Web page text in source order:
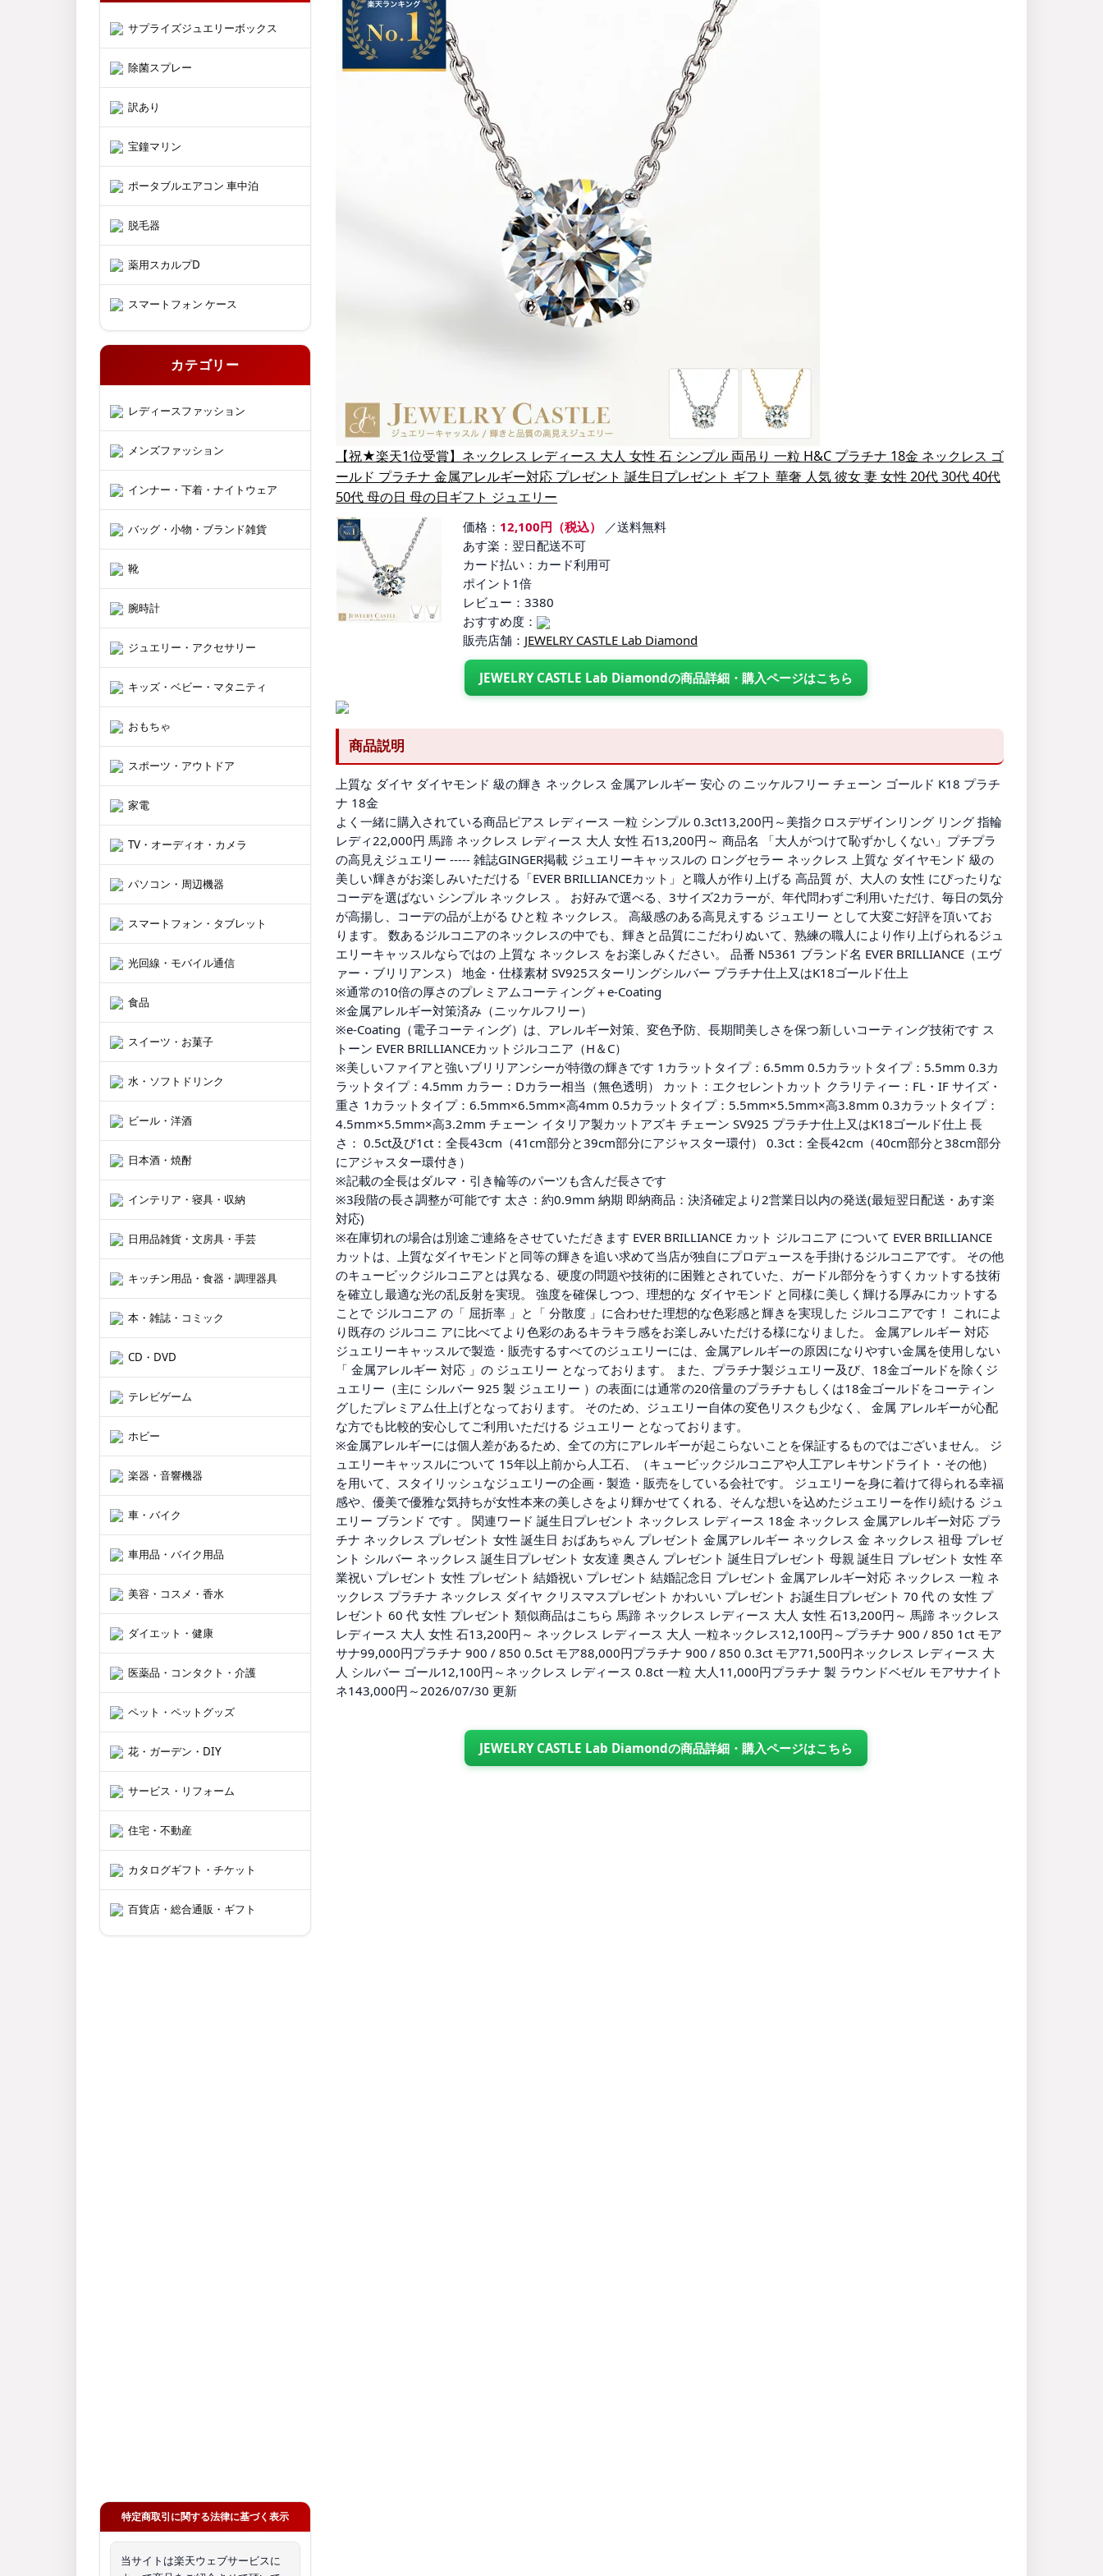
【祝★楽天1位受賞】ネックレス レディース 大人 女性 石 シンプル 両吊り 一粒 H&C プラチナ 18金 ネックレス ゴ
ールド プラチナ 金属アレルギー対応 プレゼント 誕生日プレゼント ギフト 華奢 人気 彼女 妻 女性 20代 30代 40代
50代 母の日 母の日ギフト ジュエリー
価格： 12,100円（税込）
／送料無料
あす楽：翌日配送不可
カード払い：カード利用可
ポイント1倍
レビュー：3380
おすすめ度：
販売店舗： JEWELRY CASTLE Lab Diamond
JEWELRY CASTLE Lab Diamondの商品詳細・購入ページはこちら
商品説明
上質な ダイヤ ダイヤモンド 級の輝き ネックレス 金属アレルギー 安心 の ニッケルフリー チェーン ゴールド K18 プラチ
ナ 18金
よく一緒に購入されている商品ピアス レディース 一粒 シンプル 0.3ct13,200円～美指クロスデザインリング リング 指輪
レディ22,000円 馬蹄 ネックレス レディース 大人 女性 石13,200円～ 商品名 「大人がつけて恥ずかしくない」プチプラ
の高見えジュエリー ----- 雑誌GINGER掲載 ジュエリーキャッスルの ロングセラー ネックレス 上質な ダイヤモンド 級の
美しい輝きがお楽しみいただける「EVER BRILLIANCEカット」と職人が作り上げる 高品質 が、大人の 女性 にぴったりな
コーデを選ばない シンプル ネックレス 。 お好みで選べる、3サイズ2カラーが、年代問わずご利用いただけ、毎日の気分
が高揚し、コーデの品が上がる ひと粒 ネックレス。 高級感のある高見えする ジュエリー として大変ご好評を頂いてお
ります。 数あるジルコニアのネックレスの中でも、輝きと品質にこだわりぬいて、熟練の職人により作り上げられるジュ
エリーキャッスルならではの 上質な ネックレス をお楽しみください。 品番 N5361 ブランド名 EVER BRILLIANCE（エヴ
ァー・ブリリアンス） 地金・仕様素材 SV925スターリングシルバー プラチナ仕上又はK18ゴールド仕上
※通常の10倍の厚さのプレミアムコーティング＋e-Coating
※金属アレルギー対策済み（ニッケルフリー）
※e-Coating（電子コーティング）は、アレルギー対策、変色予防、長期間美しさを保つ新しいコーティング技術です ス
トーン EVER BRILLIANCEカットジルコニア（H＆C）
※美しいファイアと強いブリリアンシーが特徴の輝きです 1カラットタイプ：6.5mm 0.5カラットタイプ：5.5mm 0.3カ
ラットタイプ：4.5mm カラー：Dカラー相当（無色透明） カット：エクセレントカット クラリティー：FL・IF サイズ・
重さ 1カラットタイプ：6.5mm×6.5mm×高4mm 0.5カラットタイプ：5.5mm×5.5mm×高3.8mm 0.3カラットタイプ：
4.5mm×5.5mm×高3.2mm チェーン イタリア製カットアズキ チェーン SV925 プラチナ仕上又はK18ゴールド仕上 長
さ： 0.5ct及び1ct：全長43cm（41cm部分と39cm部分にアジャスター環付） 0.3ct：全長42cm（40cm部分と38cm部分
にアジャスター環付き）
※記載の全長はダルマ・引き輪等のパーツも含んだ長さです
※3段階の長さ調整が可能です 太さ：約0.9mm 納期 即納商品：決済確定より2営業日以内の発送(最短翌日配送・あす楽
対応)
※在庫切れの場合は別途ご連絡をさせていただきます EVER BRILLIANCE カット ジルコニア について EVER BRILLIANCE
カットは、上質なダイヤモンドと同等の輝きを追い求めて当店が独自にプロデュースを手掛けるジルコニアです。 その他
のキュービックジルコニアとは異なる、硬度の問題や技術的に困難とされていた、ガードル部分をうすくカットする技術
を確立し最適な光の乱反射を実現。 強度を確保しつつ、理想的な ダイヤモンド と同様に美しく輝ける厚みにカットする
ことで ジルコニア の「 屈折率 」と「 分散度 」に合わせた理想的な色彩感と輝きを実現した ジルコニアです！ これによ
り既存の ジルコニ アに比べてより色彩のあるキラキラ感をお楽しみいただける様になりました。 金属アレルギー 対応
ジュエリーキャッスルで製造・販売するすべてのジュエリーには、金属アレルギーの原因になりやすい金属を使用しない
「 金属アレルギー 対応 」の ジュエリー となっております。 また、プラチナ製ジュエリー及び、18金ゴールドを除くジ
ュエリー（主に シルバー 925 製 ジュエリー ）の表面には通常の20倍量のプラチナもしくは18金ゴールドをコーティン
グしたプレミアム仕上げとなっております。 そのため、ジュエリー自体の変色リスクも少なく、 金属 アレルギーが心配
な方でも比較的安心してご利用いただける ジュエリー となっております。
※金属アレルギーには個人差があるため、全ての方にアレルギーが起こらないことを保証するものではございません。 ジ
ュエリーキャッスルについて 15年以上前から人工石、（キュービックジルコニアや人工アレキサンドライト・その他）
を用いて、スタイリッシュなジュエリーの企画・製造・販売をしている会社です。 ジュエリーを身に着けて得られる幸福
感や、優美で優雅な気持ちが女性本来の美しさをより輝かせてくれる、そんな想いを込めたジュエリーを作り続ける ジュ
エリー ブランド です 。 関連ワード 誕生日プレゼント ネックレス レディース 18金 ネックレス 金属アレルギー対応 プラ
チナ ネックレス プレゼント 女性 誕生日 おばあちゃん プレゼント 金属アレルギー ネックレス 金 ネックレス 祖母 プレゼ
ント シルバー ネックレス 誕生日プレゼント 女友達 奥さん プレゼント 誕生日プレゼント 母親 誕生日 プレゼント 女性 卒
業祝い プレゼント 女性 プレゼント 結婚祝い プレゼント 結婚記念日 プレゼント 金属アレルギー対応 ネックレス 一粒 ネ
ックレス プラチナ ネックレス ダイヤ クリスマスプレゼント かわいい プレゼント お誕生日プレゼント 70 代 の 女性 プ
レゼント 60 代 女性 プレゼント 類似商品はこちら 馬蹄 ネックレス レディース 大人 女性 石13,200円～ 馬蹄 ネックレス
レディース 大人 女性 石13,200円～ ネックレス レディース 大人 一粒ネックレス12,100円～プラチナ 900 / 850 1ct モア
サナ99,000円プラチナ 900 / 850 0.5ct モア88,000円プラチナ 900 / 850 0.3ct モア71,500円ネックレス レディース 大
人 シルバー ゴール12,100円～ネックレス レディース 0.8ct 一粒 大人11,000円プラチナ 製 ラウンドベゼル モアサナイト
ネ143,000円～2026/07/30 更新
JEWELRY CASTLE Lab Diamondの商品詳細・購入ページはこちら
サプライズジュエリーボックス
除菌スプレー
訳あり
宝鐘マリン
ポータブルエアコン 車中泊
脱毛器
薬用スカルプD
スマートフォン ケース
カテゴリー
レディースファッション
メンズファッション
インナー・下着・ナイトウェア
バッグ・小物・ブランド雑貨
靴
腕時計
ジュエリー・アクセサリー
キッズ・ベビー・マタニティ
おもちゃ
スポーツ・アウトドア
家電
TV・オーディオ・カメラ
パソコン・周辺機器
スマートフォン・タブレット
光回線・モバイル通信
食品
スイーツ・お菓子
水・ソフトドリンク
ビール・洋酒
日本酒・焼酎
インテリア・寝具・収納
日用品雑貨・文房具・手芸
キッチン用品・食器・調理器具
本・雑誌・コミック
CD・DVD
テレビゲーム
ホビー
楽器・音響機器
車・バイク
車用品・バイク用品
美容・コスメ・香水
ダイエット・健康
医薬品・コンタクト・介護
ペット・ペットグッズ
花・ガーデン・DIY
サービス・リフォーム
住宅・不動産
カタログギフト・チケット
百貨店・総合通販・ギフト
特定商取引に関する法律に基づく表示
当サイトは楽天ウェブサービスに